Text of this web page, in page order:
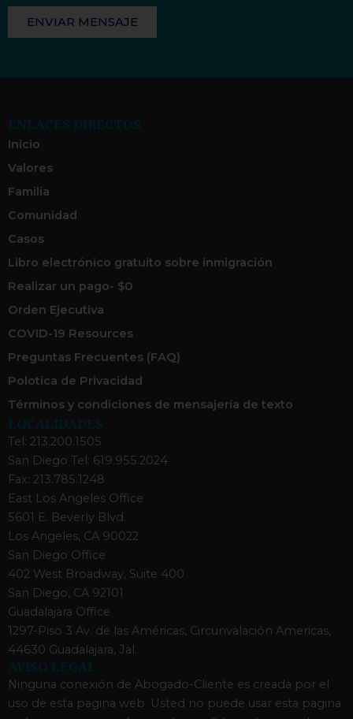
ENVIAR MENSAJE
Inicio
Valores
Familia
Comunidad
Casos
Libro electrónico gratuito sobre inmigración
Realizar un pago- $0
Orden Ejecutiva
COVID-19 Resources
Preguntas Frecuentes (FAQ)
Polotica de Privacidad
Términos y condiciones de mensajería de texto
Tel: 213.200.1505
San Diego Tel: 619.955.2024
Fax: 213.785.1248
East Los Angeles Office
5601 E. Beverly Blvd.
Los Angeles, CA 90022
San Diego Office
402 West Broadway, Suite 400
San Diego, CA 92101
Guadalajara Office
1297-Piso 3 Av. de las Américas, Circunvalación Americas,
44630 Guadalajara, Jal.
Ninguna conexión de Abogado-Cliente es creada por el
uso de esta pagina web. Usted no puede usar esta pagina